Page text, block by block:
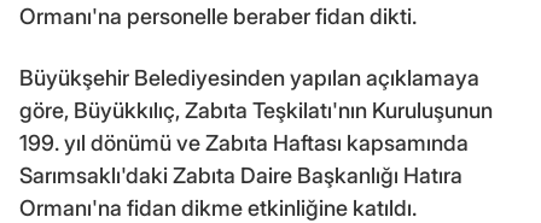
Ormanı'na personelle beraber fidan dikti.
Büyükşehir Belediyesinden yapılan açıklamaya
göre, Büyükkılıç, Zabıta Teşkilatı'nın Kuruluşunun
199. yıl dönümü ve Zabıta Haftası kapsamında
Sarımsaklı'daki Zabıta Daire Başkanlığı Hatıra
Ormanı'na fidan dikme etkinliğine katıldı.